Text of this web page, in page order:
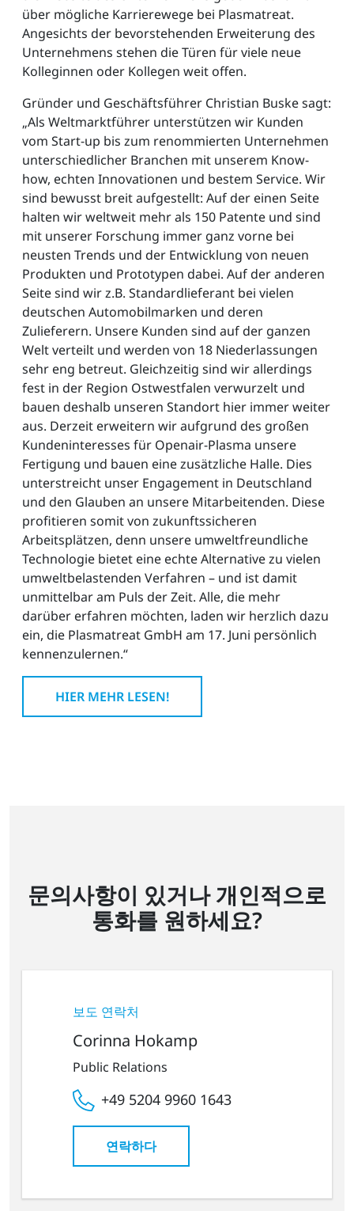
über mögliche Karrierewege bei Plasmatreat.
Angesichts der bevorstehenden Erweiterung des
Unternehmens stehen die Türen für viele neue
Kolleginnen oder Kollegen weit offen.
Gründer und Geschäftsführer Christian Buske sagt:
„Als Weltmarktführer unterstützen wir Kunden
vom Start-up bis zum renommierten Unternehmen
unterschiedlicher Branchen mit unserem Know-
how, echten Innovationen und bestem Service. Wir
sind bewusst breit aufgestellt: Auf der einen Seite
halten wir weltweit mehr als 150 Patente und sind
mit unserer Forschung immer ganz vorne bei
neusten Trends und der Entwicklung von neuen
Produkten und Prototypen dabei. Auf der anderen
Seite sind wir z.B. Standardlieferant bei vielen
deutschen Automobilmarken und deren
Zulieferern. Unsere Kunden sind auf der ganzen
Welt verteilt und werden von 18 Niederlassungen
sehr eng betreut. Gleichzeitig sind wir allerdings
fest in der Region Ostwestfalen verwurzelt und
bauen deshalb unseren Standort hier immer weiter
aus. Derzeit erweitern wir aufgrund des großen
Kundeninteresses für Openair-Plasma unsere
Fertigung und bauen eine zusätzliche Halle. Dies
unterstreicht unser Engagement in Deutschland
und den Glauben an unsere Mitarbeitenden. Diese
profitieren somit von zukunftssicheren
Arbeitsplätzen, denn unsere umweltfreundliche
Technologie bietet eine echte Alternative zu vielen
umweltbelastenden Verfahren – und ist damit
unmittelbar am Puls der Zeit. Alle, die mehr
darüber erfahren möchten, laden wir herzlich dazu
ein, die Plasmatreat GmbH am 17. Juni persönlich
kennenzulernen.“
HIER MEHR LESEN!
문의사항이 있거나 개인적으로
통화를 원하세요?
보도 연락처
Corinna Hokamp
Public Relations
+49 5204 9960 1643
연락하다